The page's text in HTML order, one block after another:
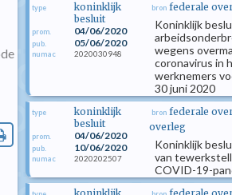
type
koninklijk
besluit
prom. 04/06/2020
pub. 05/06/2020
numac 2020030948
bron federale
Koninklijk
wegens
coronavirus in
werknemers
30 juni 2020
type
koninklijk
besluit
prom. 04/06/2020
pub. 10/06/2020
numac 2020202507
bron federale
overleg
Koninklijk
van
COVID-19-